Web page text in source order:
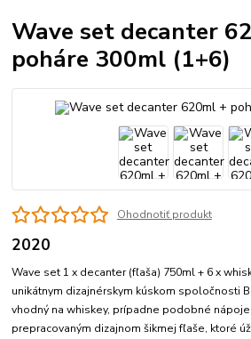
Wave set decanter
poháre 300ml (1+6)
Ohodnotiť produkt
2020
Wave set 1 x decanter (fľaša) 750ml + 6 x
unikátnym dizajnérskym kúskom spoločnosti
vhodný na whiskey, prípadne podobné
prepracovaným dizajnom šikmej fľaše, ktoré